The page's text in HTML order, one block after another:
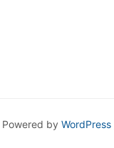
Powered by WordPress